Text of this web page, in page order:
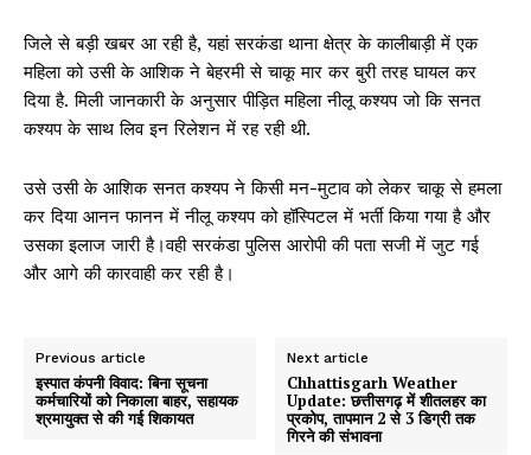
जिले से बड़ी खबर आ रही है, यहां सरकंडा थाना क्षेत्र के कालीबाड़ी में एक
महिला को उसी के आशिक ने बेहरमी से चाकू मार कर बुरी तरह घायल कर
दिया है. मिली जानकारी के अनुसार पीड़ित महिला नीलू कश्यप जो कि सनत
कश्यप के साथ लिव इन रिलेशन में रह रही थी.
उसे उसी के आशिक सनत कश्यप ने किसी मन-मुटाव को लेकर चाकू से हमला
कर दिया आनन फानन में नीलू कश्यप को हॉस्पिटल में भर्ती किया गया है और
उसका इलाज जारी है।वही सरकंडा पुलिस आरोपी की पता सजी में जुट गई
और आगे की कारवाही कर रही है।
Previous article
इस्पात कंपनी विवाद: बिना सूचना
कर्मचारियों को निकाला बाहर, सहायक
श्रमायुक्त से की गई शिकायत
Next article
Chhattisgarh Weather
Update: छत्तीसगढ़ में शीतलहर का
प्रकोप, तापमान 2 से 3 डिग्री तक
गिरने की संभावना